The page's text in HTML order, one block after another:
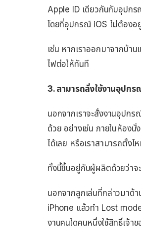
Apple ID เดียวกันกับอุปก
โดยที่อุปกรณ์ iOS ไม่ต้องอ
เช่น หากเราออกมาจากบ้า
ไฟต่อให้ทันที
3. สามารถสั่งใช้งานอุปก
นอกจากเราจะสั่งงานอุปก
ด้วย อย่างเช่น ภายในห้อง
ได้เลย หรือเราสามารถตั้ง
ทั้งนี้ขึ้นอยู่กับผู้ผลิตด้วยว่าจ
นอกจากลูกเล่นที่กล่าวมาด้
iPhone แล้วทำ Lost
งานคนใดคนหนึ่งใช้สิทธิ์เจ้